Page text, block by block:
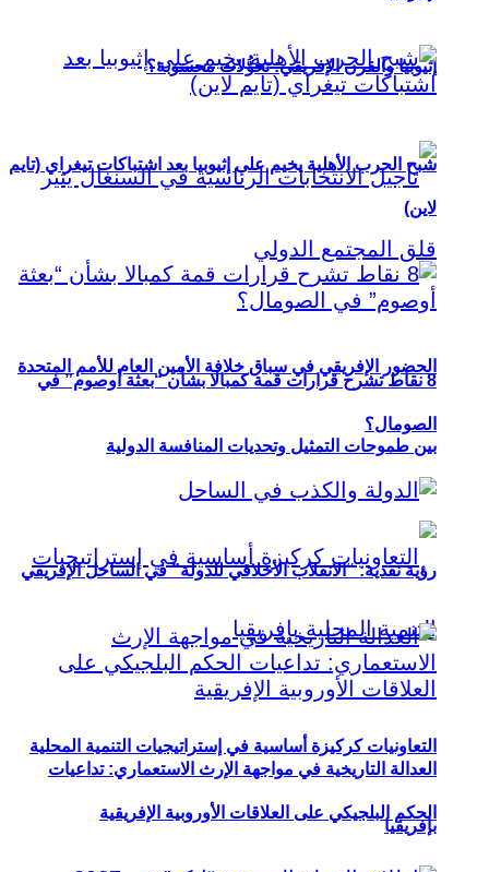
إثيوبيا والقرن الإفريقي: تحوُّلات محسوبة؟
الحضور الإفريقي في سباق خلافة الأمين العام للأمم المتحدة
بين طموحات التمثيل وتحديات المنافسة الدولية
التعاونيات كركيزة أساسية في إستراتيجيات التنمية المحلية
بإفريقيا
شبح الحرب الأهلية يخيم على إثيوبيا بعد اشتباكات تيغراي (تايم
لاين)
8 نقاط تشرح قرارات قمة كمبالا بشأن “بعثة أوصوم” في
الصومال؟
رؤية نقدية: “الانقلاب الأخلاقي للدولة” في الساحل الإفريقي
العدالة التاريخية في مواجهة الإرث الاستعماري: تداعيات
الحكم البلجيكي على العلاقات الأوروبية الإفريقية